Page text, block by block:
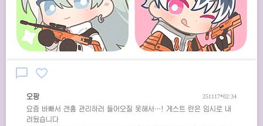
chat_bubble_outline favorite_border
오팡 251117*02:34
요즘 바빠서 갠홈 관리하러 들어오질 못해서…! 게스트 란은 임시로 내
려뒀습니다